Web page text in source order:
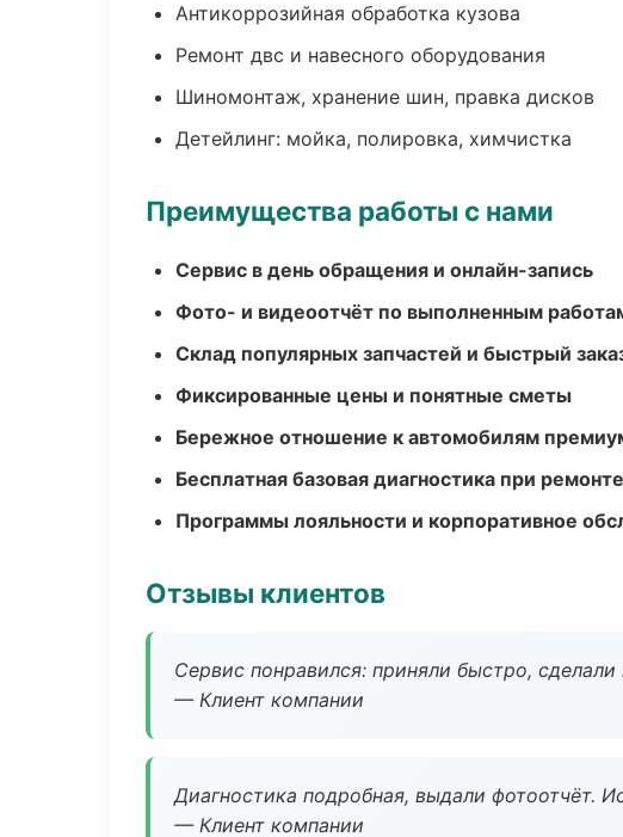
Антикоррозийная обработка кузова
Ремонт двс и навесного оборудования
Шиномонтаж, хранение шин, правка дисков
Детейлинг: мойка, полировка, химчистка
Преимущества работы с нами
Сервис в день обращения и онлайн-запись
Фото- и видеоотчёт по выполненным
Склад популярных запчастей и быстрый
Фиксированные цены и понятные сметы
Бережное отношение к автомобилям
Бесплатная базовая диагностика при ремонте
Программы лояльности и корпоративное
Отзывы клиентов
Сервис понравился: приняли быстро,
— Клиент компании
Диагностика подробная, выдали фотоотчёт.
— Клиент компании